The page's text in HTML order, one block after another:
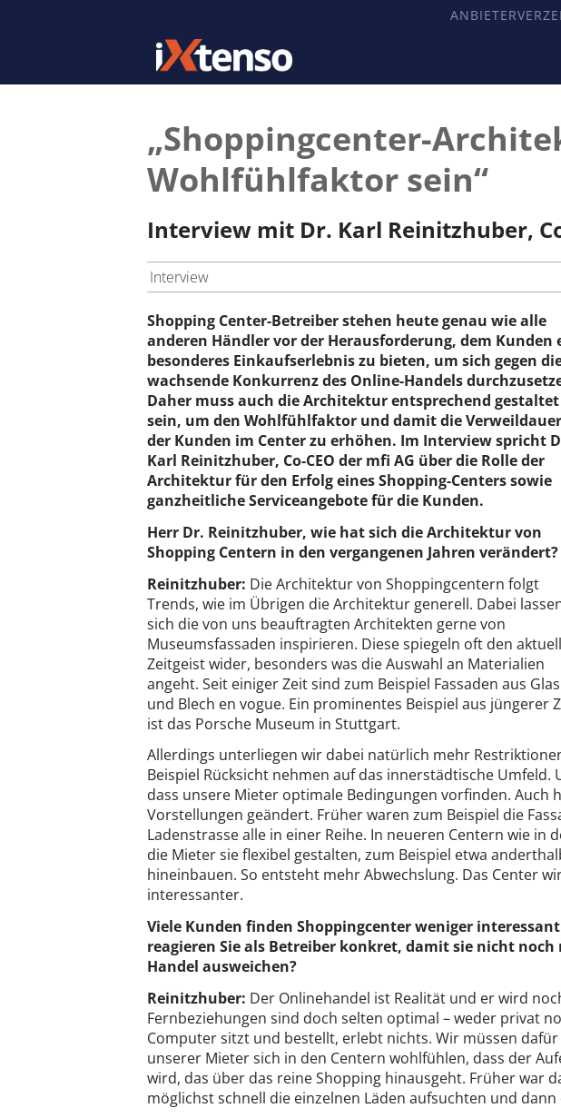
„Shoppingcenter-
Wohlfühlfaktor sein“
Interview mit Dr. Karl Reinitzhuber,
Interview
Shopping Center-Betreiber stehen heute genau wie alle
anderen Händler vor der Herausforderung, dem Kunden
besonderes Einkaufserlebnis zu bieten, um sich gegen
wachsende Konkurrenz des Online-Handels
Daher muss auch die Architektur entsprechend gestaltet
sein, um den Wohlfühlfaktor und damit die Verweildauer
der Kunden im Center zu erhöhen. Im Interview spricht
Karl Reinitzhuber, Co-CEO der mfi AG über die Rolle der
Architektur für den Erfolg eines Shopping-Centers sowie
ganzheitliche Serviceangebote für die Kunden.
Herr Dr. Reinitzhuber, wie hat sich die Architektur von
Shopping Centern in den vergangenen Jahren verändert?
Reinitzhuber: Die Architektur von Shoppingcentern folgt
Trends, wie im Übrigen die Architektur generell. Dabei
sich die von uns beauftragten Architekten gerne von
Museumsfassaden inspirieren. Diese spiegeln oft den
Zeitgeist wider, besonders was die Auswahl an Materialien
angeht. Seit einiger Zeit sind zum Beispiel Fassaden aus Glas
und Blech en vogue. Ein prominentes Beispiel aus jüngerer
ist das Porsche Museum in Stuttgart.
Allerdings unterliegen wir dabei natürlich mehr
Beispiel Rücksicht nehmen auf das innerstädtische Umfeld.
dass unsere Mieter optimale Bedingungen vorfinden. Auch
Vorstellungen geändert. Früher waren zum Beispiel die
Ladenstrasse alle in einer Reihe. In neueren Centern wie in
die Mieter sie flexibel gestalten, zum Beispiel etwa
hineinbauen. So entsteht mehr Abwechslung. Das Center
interessanter.
Viele Kunden finden Shoppingcenter weniger
reagieren Sie als Betreiber konkret, damit sie nicht
Handel ausweichen?
Reinitzhuber: Der Onlinehandel ist Realität und er wird
Fernbeziehungen sind doch selten optimal – weder privat
Computer sitzt und bestellt, erlebt nichts. Wir müssen
unserer Mieter sich in den Centern wohlfühlen, dass der
wird, das über das reine Shopping hinausgeht. Früher war
möglichst schnell die einzelnen Läden aufsuchten und